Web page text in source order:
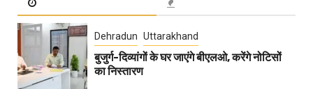
Dehradun Uttarakhand
बुजुर्ग-दिव्यांगों के घर जाएंगे बीएलओ, करेंगे नोटिसों
का निस्तारण